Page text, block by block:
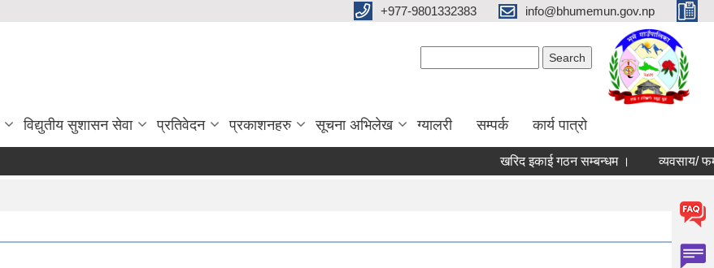
+977-9801332383 info@bhumemun.gov.np
विद्युतीय सुशासन सेवा प्रतिवेदन प्रकाशनहरु सूचना अभिलेख ग्यालरी सम्पर्क कार्य पात्रो
खरिद इकाई गठन सम्बन्धम । व्यवसाय/ फर्म/